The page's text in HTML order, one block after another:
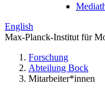
English
Max-Planck-Institut für
Forschung
Abteilung Bock
Mitarbeiter*innen